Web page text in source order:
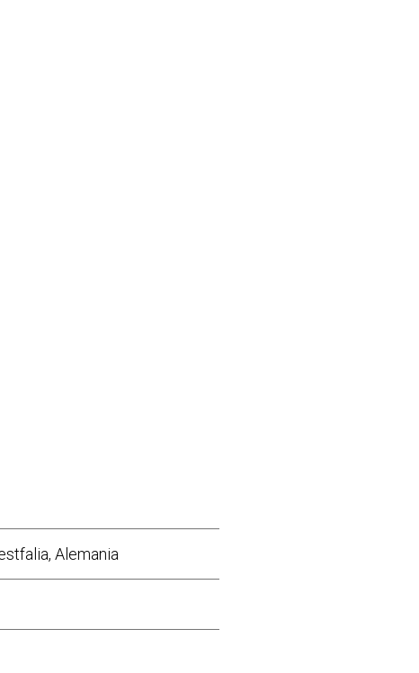
Alemania